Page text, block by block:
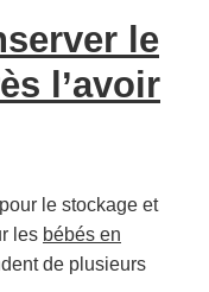
le
l’avoir
le stockage et
les bébés en
de plusieurs